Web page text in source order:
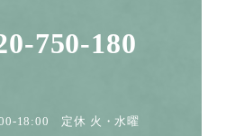
750-180
18:00 定休 火・水曜